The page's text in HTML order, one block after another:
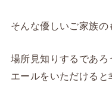
そんな優しいご家族
場所見知りするであろ
エールをいただけると